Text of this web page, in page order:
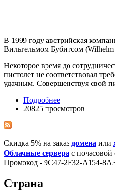
В 1999 году австрийская
Вильгельмом Бубитсом (Wilhelm
Некоторое время до
пистолет не соответствовал
удачным. Совершенствуя свой
Подробнее
20825 просмотров
Скидка 5% на заказ домена или
Облачные сервера с почасовой
Промокод - 9C47-2F32-A154-
Страна